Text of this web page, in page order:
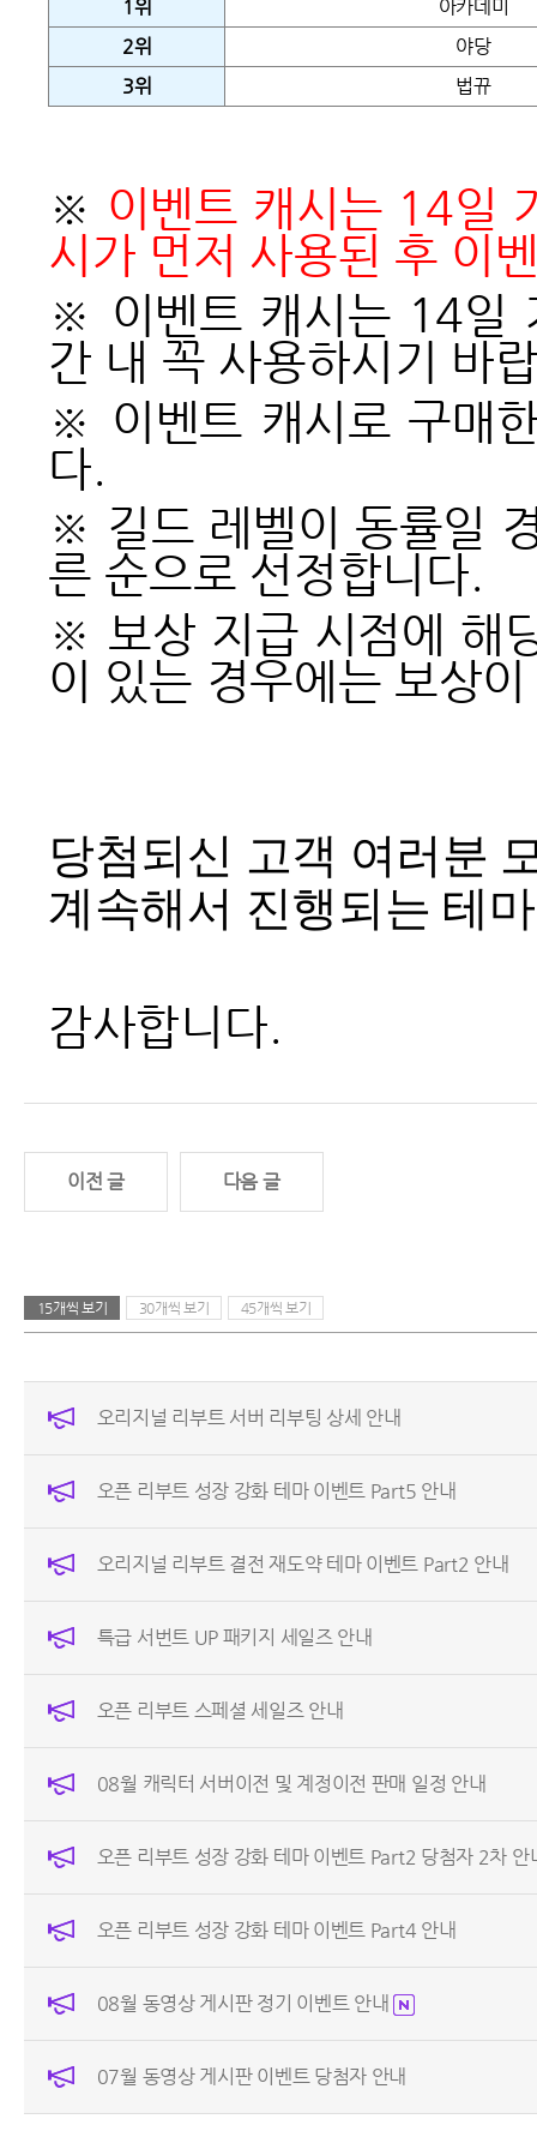
1위
아카데미
2위
야당
3위 법뀨
※ 이벤트 캐시는 14일
시가 먼저 사용된 후 이
※ 이벤트 캐시는 14일
간 내 꼭 사용하시기 바
※ 이벤트 캐시로 구매
다.
※ 길드 레벨이 동률일
른 순으로 선정합니다.
※ 보상 지급 시점에 해
이 있는 경우에는 보상
당첨되신 고객 여러분
계속해서 진행되는 테
감사합니다.
이전 글 다음 글
15개씩 보기 30개씩 보기 45개씩 보기
오리지널 리부트 서버 리부팅 상세 안내
오픈 리부트 성장 강화 테마 이벤트 Part5 안내
오리지널 리부트 결전 재도약 테마 이벤트 Part2 안내
특급 서번트 UP 패키지 세일즈 안내
오픈 리부트 스페셜 세일즈 안내
08월 캐릭터 서버이전 및 계정이전 판매 일정 안내
오픈 리부트 성장 강화 테마 이벤트 Part2 당첨자 2차 안
오픈 리부트 성장 강화 테마 이벤트 Part4 안내
08월 동영상 게시판 정기 이벤트 안내
07월 동영상 게시판 이벤트 당첨자 안내